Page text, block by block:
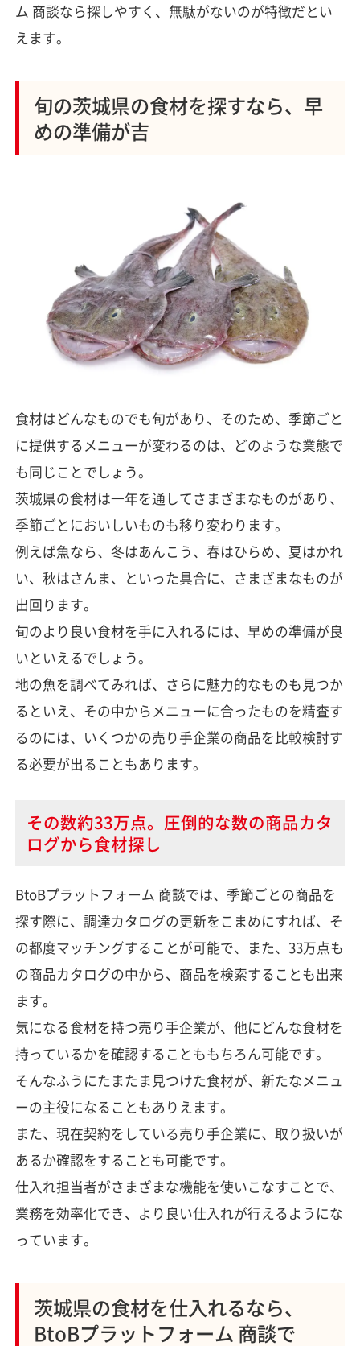
ム 商談なら探しやすく、無駄がないのが特徴だとい
えます。
旬の茨城県の食材を探すなら、早
めの準備が吉
食材はどんなものでも旬があり、そのため、季節ごと
に提供するメニューが変わるのは、どのような業態で
も同じことでしょう。
茨城県の食材は一年を通してさまざまなものがあり、
季節ごとにおいしいものも移り変わります。
例えば魚なら、冬はあんこう、春はひらめ、夏はかれ
い、秋はさんま、といった具合に、さまざまなものが
出回ります。
旬のより良い食材を手に入れるには、早めの準備が良
いといえるでしょう。
地の魚を調べてみれば、さらに魅力的なものも見つか
るといえ、その中からメニューに合ったものを精査す
るのには、いくつかの売り手企業の商品を比較検討す
る必要が出ることもあります。
その数約33万点。圧倒的な数の商品カタ
ログから食材探し
BtoBプラットフォーム 商談では、季節ごとの商品を
探す際に、調達カタログの更新をこまめにすれば、そ
の都度マッチングすることが可能で、また、33万点も
の商品カタログの中から、商品を検索することも出来
ます。
気になる食材を持つ売り手企業が、他にどんな食材を
持っているかを確認することももちろん可能です。
そんなふうにたまたま見つけた食材が、新たなメニュ
ーの主役になることもありえます。
また、現在契約をしている売り手企業に、取り扱いが
あるか確認をすることも可能です。
仕入れ担当者がさまざまな機能を使いこなすことで、
業務を効率化でき、より良い仕入れが行えるようにな
っています。
茨城県の食材を仕入れるなら、
BtoBプラットフォーム 商談で